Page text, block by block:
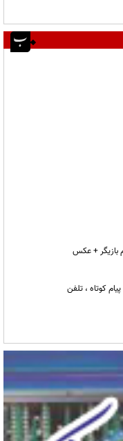
بازیگر + عکس
کوتاه ، تلفن